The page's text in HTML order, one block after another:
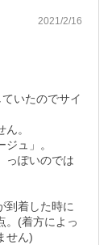
2021/2/16
いたのでサイ
。
ュ」。
っぽいのでは
到着した時に
。(着方によっ
せん)